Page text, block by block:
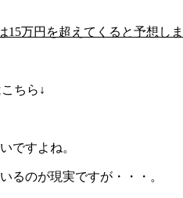
15万円を超えてくると予想し
ちら↓
ですよね。
るのが現実ですが・・・。